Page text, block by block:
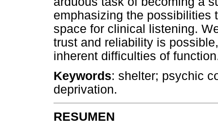
emphasizing the possibilities
space for clinical listening.
trust and reliability is
inherent difficulties of
Keywords: shelter; psychic
deprivation.
RESUMEN